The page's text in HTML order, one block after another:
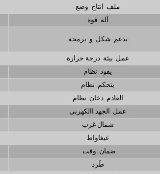
ملف انتاج وضع
آلة قوة
يدعم شكل و برمجة
عمل بيئة درجة حرارة
يقود نظام
يتحكم نظام
العادم دخان نظام
عمل الجهد االكهربى
شمال غرب
غيغاواط
ضمان وقت
طَرد